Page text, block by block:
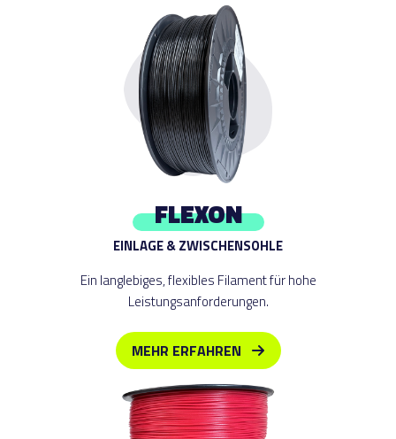
FLEXON
EINLAGE & ZWISCHENSOHLE
Ein langlebiges, flexibles Filament für hohe
Leistungsanforderungen.
MEHR ERFAHREN